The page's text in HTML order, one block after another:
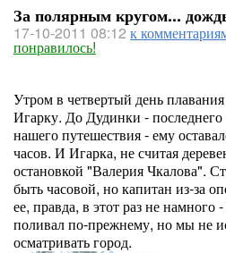
За полярным кругом...
17-10-2011 08:12 к
понравилось!
Утром в четвертый день
Игарку. До Дудинки - последнего
нашего путешествия - ему
часов. И Игарка, не считая
остановкой "Валерия Чкалова".
быть часовой, но капитан из-за
ее, правда, в этот раз не
поливал по-прежнему, но мы не
осматривать город.